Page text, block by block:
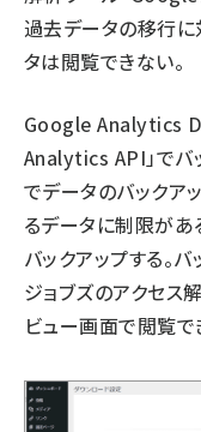
過去データの移行に
タは閲覧できない。
Google Analytics
Analytics API」でバ
でデータのバックア
るデータに制限があ
バックアップする。
ジョブズのアクセス
ビュー画面で閲覧で